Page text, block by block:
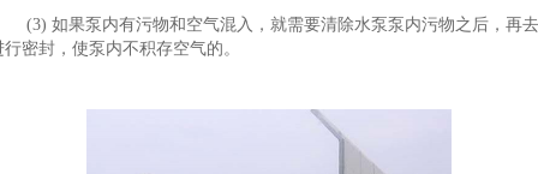
(3) 如果泵内有污物和空气混入，就需要清除水泵泵内污物之后，再去
行密封，使泵内不积存空气的。